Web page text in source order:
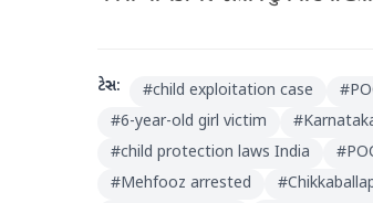
ટેગ્સ: #child exploitation case #
#6-year-old girl victim #
#child protection laws India #
#Mehfooz arrested #